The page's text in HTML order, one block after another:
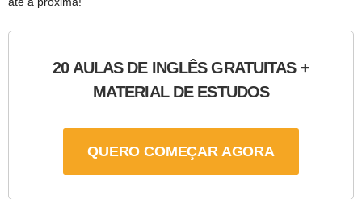
20 AULAS DE INGLÊS GRATUITAS +
MATERIAL DE ESTUDOS
QUERO COMEÇAR AGORA